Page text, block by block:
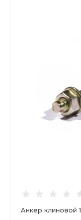
Анкер клиновой